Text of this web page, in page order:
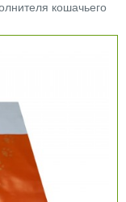
кошачьего